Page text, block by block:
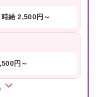
時給 2,500円～
円～